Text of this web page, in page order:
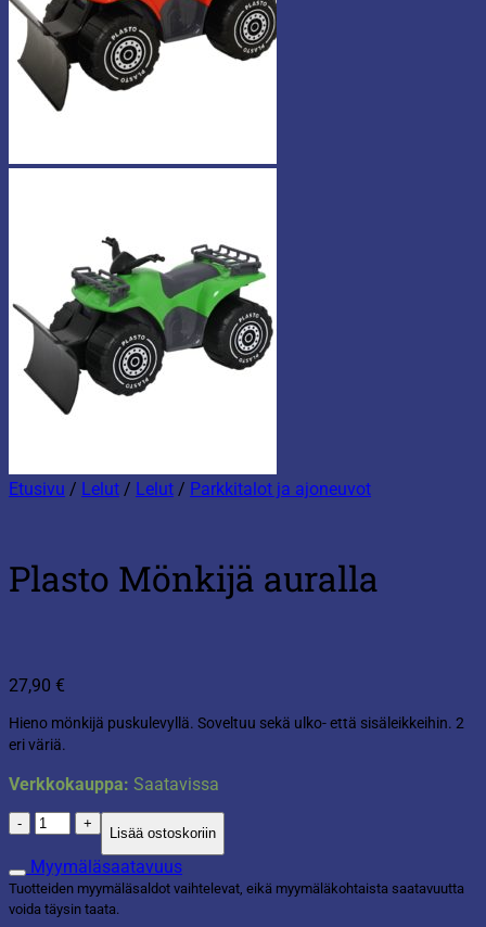
Etusivu / Lelut / Lelut / Parkkitalot ja ajoneuvot
Plasto Mönkijä auralla
27,90 €
Hieno mönkijä puskulevyllä. Soveltuu sekä ulko- että sisäleikkeihin. 2
eri väriä.
Verkkokauppa: Saatavissa
Plasto
Mönkijä
auralla
määrä
Lisää ostoskoriin
Myymäläsaatavuus
Tuotteiden myymäläsaldot vaihtelevat, eikä myymäläkohtaista saatavuutta
voida täysin taata.